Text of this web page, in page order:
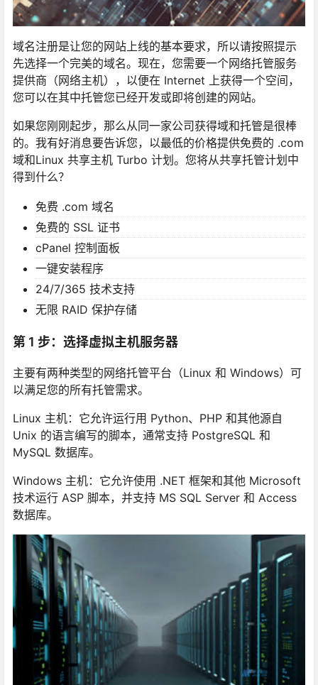
域名注册是让您的网站上线的基本要求，所以请按照提示
先选择一个完美的域名。现在，您需要一个网络托管服务
提供商（网络主机），以便在 Internet 上获得一个空间，
您可以在其中托管您已经开发或即将创建的网站。
如果您刚刚起步，那么从同一家公司获得域和托管是很棒
的。我有好消息要告诉您，以最低的价格提供免费的 .com
域和Linux 共享主机 Turbo 计划。您将从共享托管计划中
得到什么？
免费 .com 域名
免费的 SSL 证书
cPanel 控制面板
一键安装程序
24/7/365 技术支持
无限 RAID 保护存储
第 1 步：选择虚拟主机服务器
主要有两种类型的网络托管平台（Linux 和 Windows）可
以满足您的所有托管需求。
Linux 主机：它允许运行用 Python、PHP 和其他源自
Unix 的语言编写的脚本，通常支持 PostgreSQL 和
MySQL 数据库。
Windows 主机：它允许使用 .NET 框架和其他 Microsoft
技术运行 ASP 脚本，并支持 MS SQL Server 和 Access
数据库。